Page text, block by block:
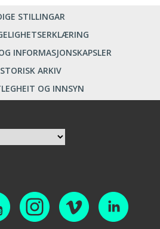
STILLINGAR
INFORMASJONSKAPSLER
ARKIV
OG INNSYN